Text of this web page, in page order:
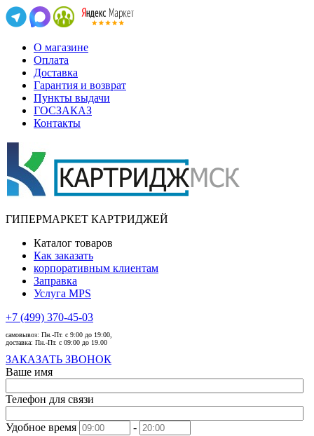
О магазине
Оплата
Доставка
Гарантия и возврат
Пункты выдачи
ГОСЗАКАЗ
Контакты
ГИПЕРМАРКЕТ КАРТРИДЖЕЙ
Каталог товаров
Как заказать
корпоративным клиентам
Заправка
Услуга MPS
+7 (499) 370-45-03
самовывоз: Пн.-Пт. с 9:00 до 19:00,
доставка: Пн.-Пт. с 09:00 до 19.00
ЗАКАЗАТЬ ЗВОНОК
Ваше имя
Телефон для связи
Удобное время
-